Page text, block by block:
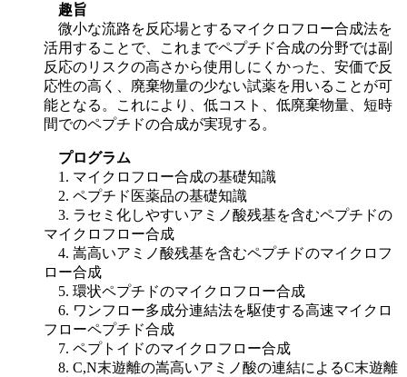
趣旨
微小な流路を反応場とするマイクロフロー合成法を
活用することで、これまでペプチド合成の分野では副
反応のリスクの高さから使用しにくかった、安価で反
応性の高く、廃棄物量の少ない試薬を用いることが可
能となる。これにより、低コスト、低廃棄物量、短時
間でのペプチドの合成が実現する。
プログラム
1. マイクロフロー合成の基礎知識
2. ペプチド医薬品の基礎知識
3. ラセミ化しやすいアミノ酸残基を含むペプチドの
マイクロフロー合成
4. 嵩高いアミノ酸残基を含むペプチドのマイクロフ
ロー合成
5. 環状ペプチドのマイクロフロー合成
6. ワンフロー多成分連結法を駆使する高速マイクロ
フローペプチド合成
7. ペプトイドのマイクロフロー合成
8. C,N末遊離の嵩高いアミノ酸の連結によるC末遊離